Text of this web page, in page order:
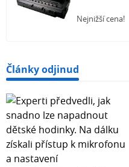
Nejnižší cena!
Články odjinud